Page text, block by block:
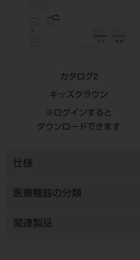
カタログ2
キッズクラウン
※ログインすると
ダウンロードできます
仕様
医療機器の分類
関連製品